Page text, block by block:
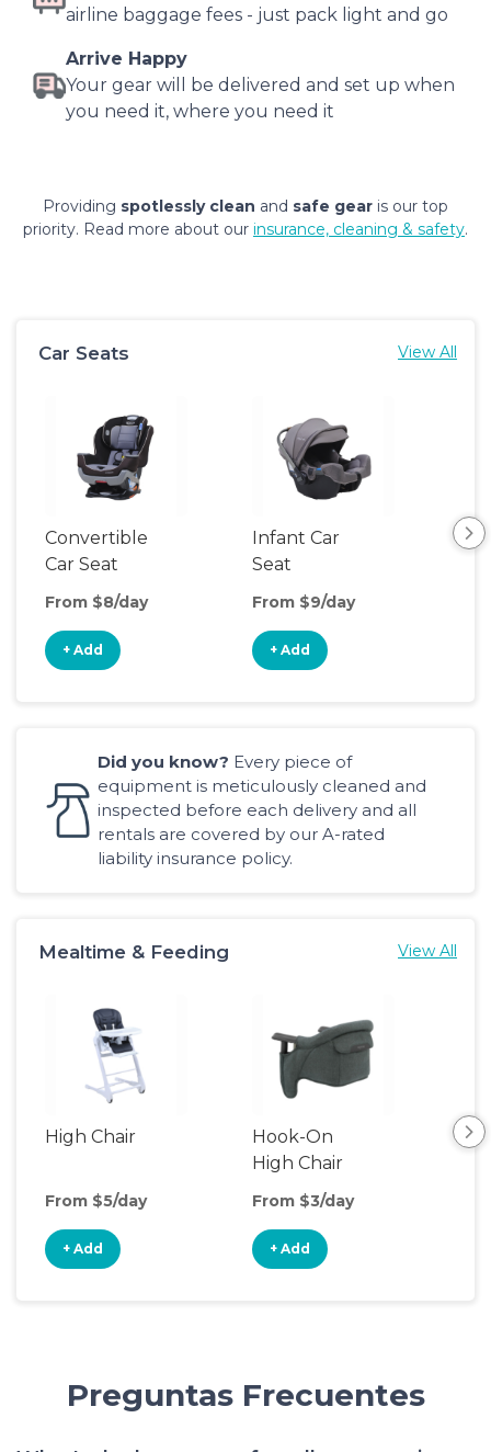
airline baggage fees - just pack light and go
Arrive Happy
Your gear will be delivered and set up when
you need it, where you need it
Providing spotlessly clean and safe gear is our top
priority. Read more about our insurance, cleaning & safety.
Car Seats View All
Convertible
Car Seat
From $8/day
+ Add
Infant Car
Seat
From $9/day
+ Add
Did you know? Every piece of
equipment is meticulously cleaned and
inspected before each delivery and all
rentals are covered by our A-rated
liability insurance policy.
Mealtime & Feeding View All
High Chair
From $5/day
+ Add
Hook-On
High Chair
From $3/day
+ Add
Preguntas Frecuentes